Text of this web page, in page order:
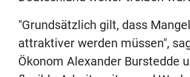
"Grundsätzlich gilt, dass
attraktiver werden müssen",
Ökonom Alexander Burstedde